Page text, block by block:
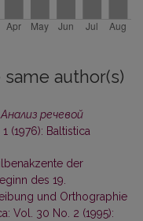
author(s)
Анализ речевой
(1976): Baltistica
der
des 19.
und Orthographie
Vol. 30 No. 2 (1995):